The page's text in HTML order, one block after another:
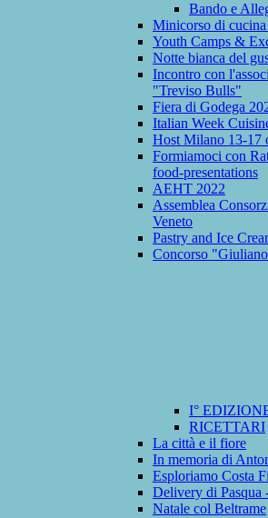
Bando e
Minicorso di
Youth Camps &
Notte bianca del
Incontro con
"Treviso Bulls"
Fiera di Godega
Italian Week
Host Milano 13-17
Formiamoci con
food-presentations
AEHT 2022
Assemblea
Veneto
Pastry and Ice
Concorso
I°
RICETTARI
La città e il fiore
In memoria di
Esploriamo Costa
Delivery di Pasqua
Natale col Beltrame